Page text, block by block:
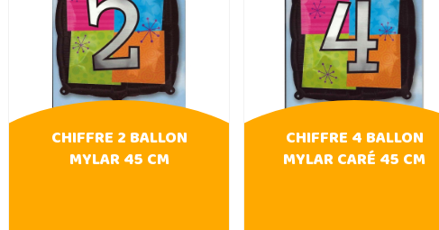
CHIFFRE 2 BALLON
MYLAR 45 CM
CHIFFRE 4 BALLON
MYLAR CARÉ 45 CM